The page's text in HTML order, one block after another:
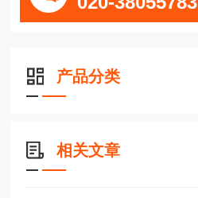
产品分类
相关文章